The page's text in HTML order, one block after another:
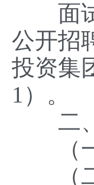
面试
公开招
投资集
1）。
二、
（一
（二